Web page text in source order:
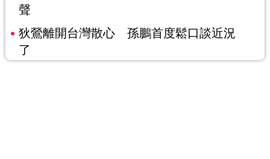
聲
狄鶯離開台灣散心 孫鵬首度鬆口談近況
了